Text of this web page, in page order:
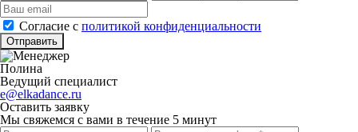
Cогласие с политикой конфиденциальности
Отправить
Полина
Ведущий специалист
e@elkadance.ru
Оставить заявку
Мы свяжемся с вами в течение 5 минут